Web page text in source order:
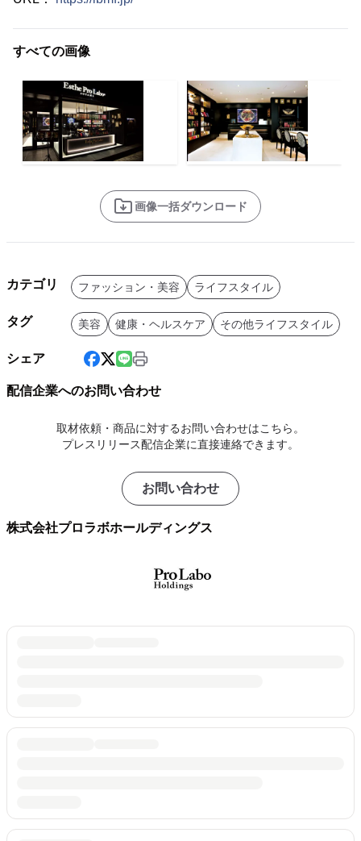
すべての画像
画像一括ダウンロード
カテゴリ ファッション・美容 ライフスタイル
タグ 美容 健康・ヘルスケア その他ライフスタイル
シェア
配信企業へのお問い合わせ
取材依頼・商品に対するお問い合わせはこちら。
プレスリリース配信企業に直接連絡できます。
お問い合わせ
株式会社プロラボホールディングス